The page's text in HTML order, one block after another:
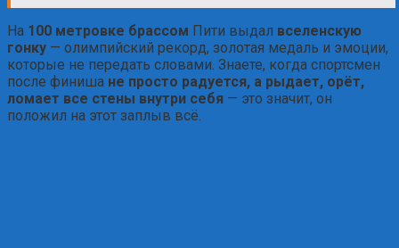
На 100 метровке брассом Пити выдал вселенскую
гонку — олимпийский рекорд, золотая медаль и эмоции,
которые не передать словами. Знаете, когда спортсмен
после финиша не просто радуется, а рыдает, орёт,
ломает все стены внутри себя — это значит, он
положил на этот заплыв всё.